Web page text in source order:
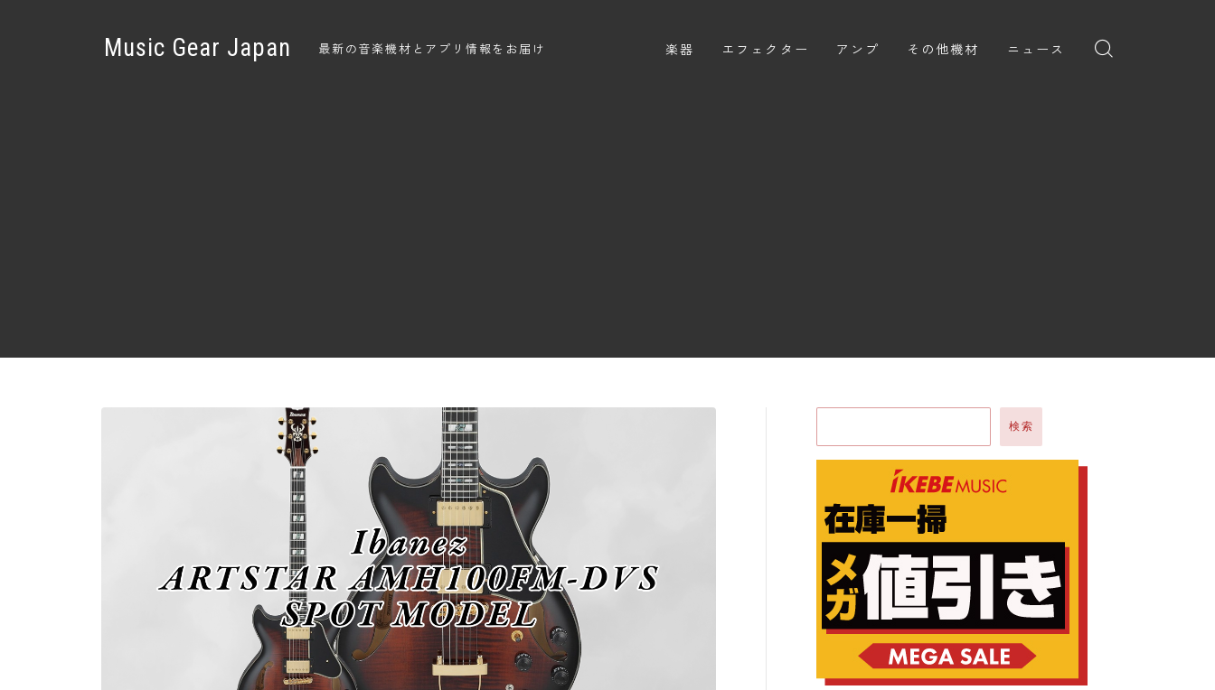
Music Gear Japan 最新の音楽機材とアプリ情報をお届け 楽器 エフェクター
フィルター
マルチエフェクター
アンプ その他機材 ニュース
検索